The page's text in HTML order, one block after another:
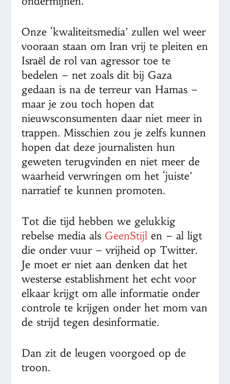
Onze ‘kwaliteitsmedia’ zullen wel weer
vooraan staan om Iran vrij te pleiten en
Israël de rol van agressor toe te
bedelen – net zoals dit bij Gaza
gedaan is na de terreur van Hamas –
maar je zou toch hopen dat
nieuwsconsumenten daar niet meer in
trappen. Misschien zou je zelfs kunnen
hopen dat deze journalisten hun
geweten terugvinden en niet meer de
waarheid verwringen om het ‘juiste’
narratief te kunnen promoten.
Tot die tijd hebben we gelukkig
rebelse media als GeenStijl en – al ligt
die onder vuur – vrijheid op Twitter.
Je moet er niet aan denken dat het
westerse establishment het echt voor
elkaar krijgt om alle informatie onder
controle te krijgen onder het mom van
de strijd tegen desinformatie.
Dan zit de leugen voorgoed op de
troon.